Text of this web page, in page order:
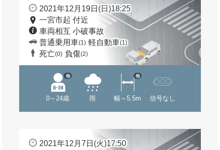
2021年12月19日(日)18:25
一宮市起 付近
車両相互 小破事故
普通乗用車(1) 軽自動車(1)
死亡(0) 負傷(2)
0～24歳
他
雨 幅～5.5m
他
信号なし
2021年12月7日(火)17:50